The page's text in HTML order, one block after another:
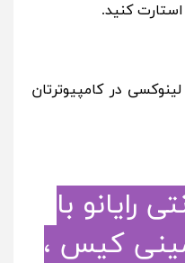
کنید.
در کامپیوترتان
رایانو با
کیس ،